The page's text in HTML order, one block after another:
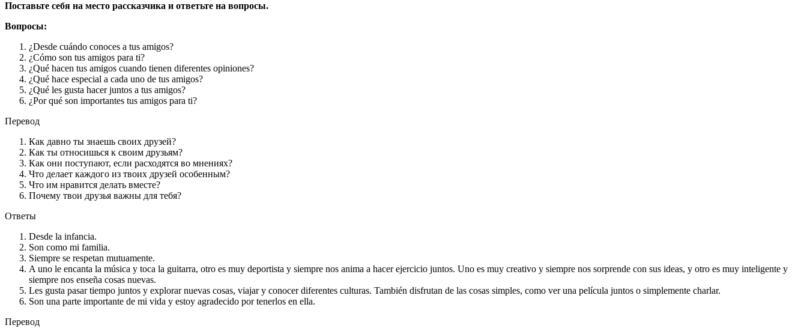
Поставьте себя на место рассказчика и ответьте на вопросы.
Вопросы:
¿Desde cuándo conoces a tus amigos?
¿Cómo son tus amigos para ti?
¿Qué hacen tus amigos cuando tienen diferentes opiniones?
¿Qué hace especial a cada uno de tus amigos?
¿Qué les gusta hacer juntos a tus amigos?
¿Por qué son importantes tus amigos para ti?
Перевод
Как давно ты знаешь своих друзей?
Как ты относишься к своим друзьям?
Как они поступают, если расходятся во мнениях?
Что делает каждого из твоих друзей особенным?
Что им нравится делать вместе?
Почему твои друзья важны для тебя?
Ответы
Desde la infancia.
Son como mi familia.
Siempre se respetan mutuamente.
A uno le encanta la música y toca la guitarra, otro es muy deportista y siempre nos anima a hacer ejercicio juntos. Uno es muy creativo y siempre nos sorprende con sus ideas, y otro es muy inteligente y
siempre nos enseña cosas nuevas.
Les gusta pasar tiempo juntos y explorar nuevas cosas, viajar y conocer diferentes culturas. También disfrutan de las cosas simples, como ver una película juntos o simplemente charlar.
Son una parte importante de mi vida y estoy agradecido por tenerlos en ella.
Перевод